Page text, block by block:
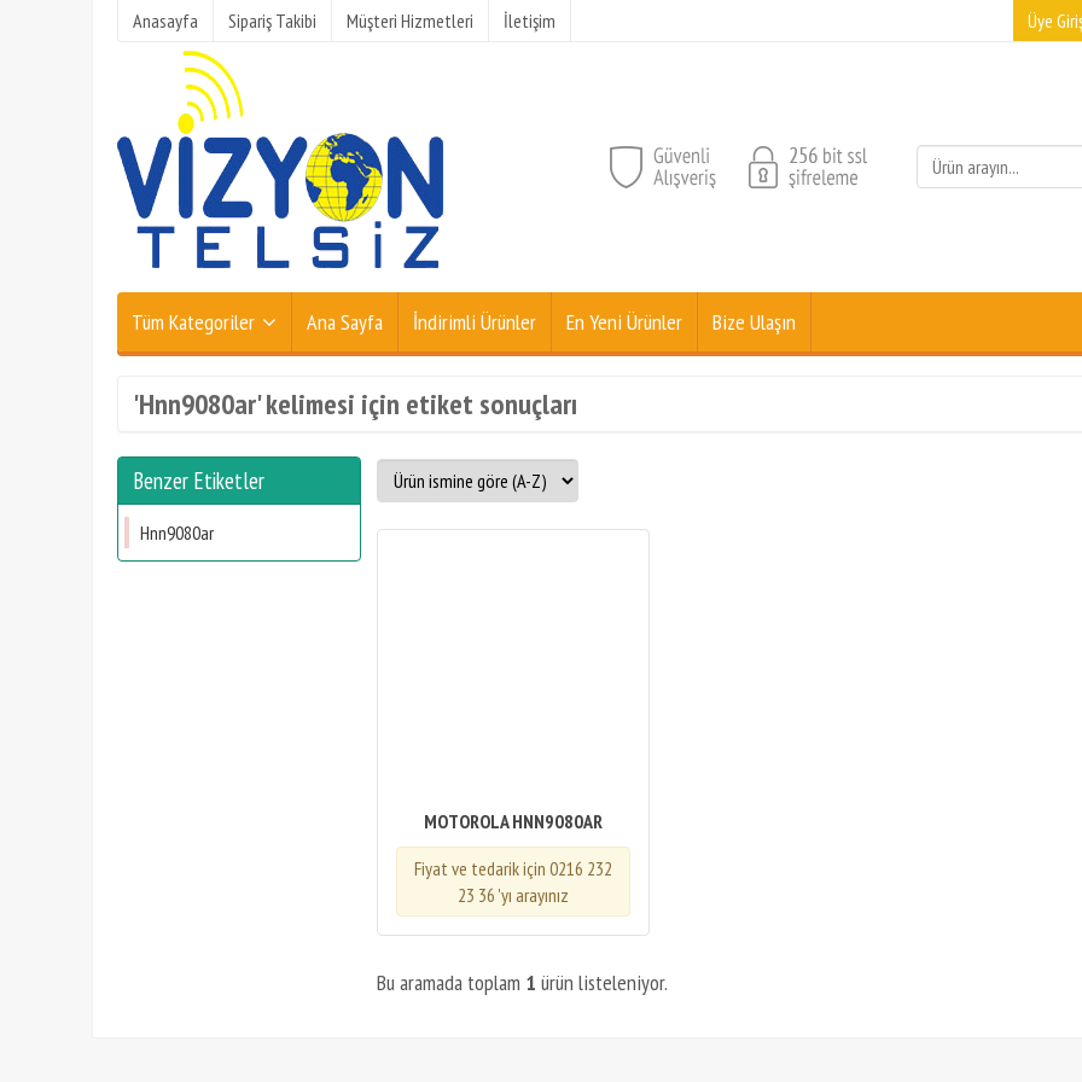
Anasayfa Sipariş Takibi Müşteri Hizmetleri İletişim Üye
Tüm Kategoriler Ana Sayfa İndirimli Ürünler En Yeni Ürünler Bize Ulaşın
'Hnn9080ar' kelimesi için etiket sonuçları
Benzer Etiketler
Hnn9080ar
MOTOROLA HNN9080AR
Fiyat ve tedarik için 0216 232
23 36 'yı arayınız
Bu aramada toplam 1 ürün listeleniyor.